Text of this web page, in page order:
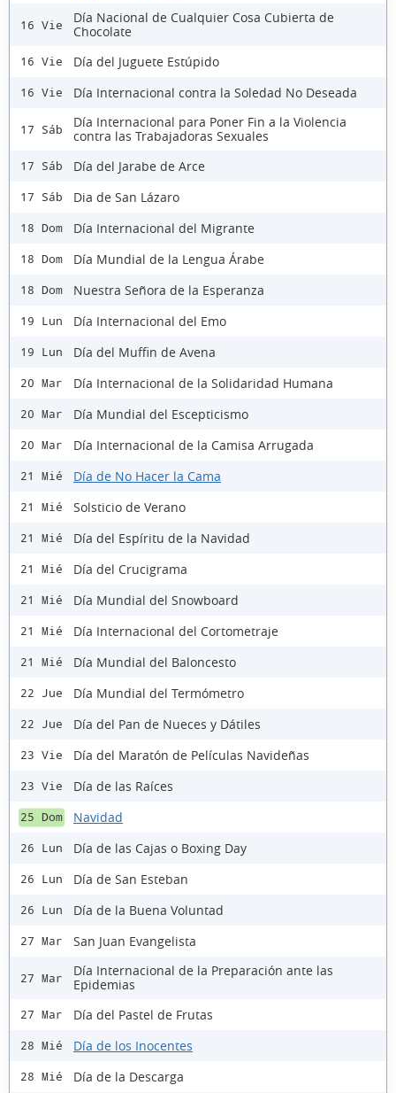
16 Vie
Día Nacional de Cualquier Cosa Cubierta de
Chocolate
16 Vie Día del Juguete Estúpido
16 Vie Día Internacional contra la Soledad No Deseada
17 Sáb
Día Internacional para Poner Fin a la Violencia
contra las Trabajadoras Sexuales
17 Sáb Día del Jarabe de Arce
17 Sáb Dia de San Lázaro
18 Dom Día Internacional del Migrante
18 Dom Día Mundial de la Lengua Árabe
18 Dom Nuestra Señora de la Esperanza
19 Lun Día Internacional del Emo
19 Lun Día del Muffin de Avena
20 Mar Día Internacional de la Solidaridad Humana
20 Mar Día Mundial del Escepticismo
20 Mar Día Internacional de la Camisa Arrugada
21 Mié Día de No Hacer la Cama
21 Mié Solsticio de Verano
21 Mié Día del Espíritu de la Navidad
21 Mié Día del Crucigrama
21 Mié Día Mundial del Snowboard
21 Mié Día Internacional del Cortometraje
21 Mié Día Mundial del Baloncesto
22 Jue Día Mundial del Termómetro
22 Jue Día del Pan de Nueces y Dátiles
23 Vie Día del Maratón de Películas Navideñas
23 Vie Día de las Raíces
25 Dom Navidad
26 Lun Día de las Cajas o Boxing Day
26 Lun Día de San Esteban
26 Lun Día de la Buena Voluntad
27 Mar San Juan Evangelista
27 Mar
Día Internacional de la Preparación ante las
Epidemias
27 Mar Día del Pastel de Frutas
28 Mié Día de los Inocentes
28 Mié Día de la Descarga